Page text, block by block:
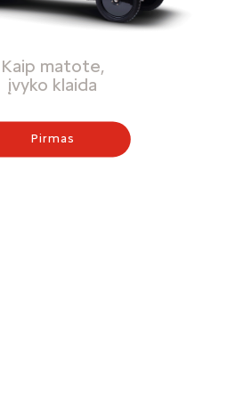
Kaip matote,
įvyko klaida
Pirmas